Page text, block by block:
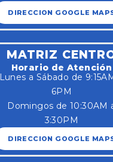
DIRECCION GOOGLE
MATRIZ
Horario de Atención
Lunes a Sábado de
6PM
Domingos de 10:30AM
3:30PM
DIRECCION GOOGLE